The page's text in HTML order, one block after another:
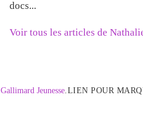
docs...
Voir tous les articles de
Gallimard Jeunesse. LIEN POUR